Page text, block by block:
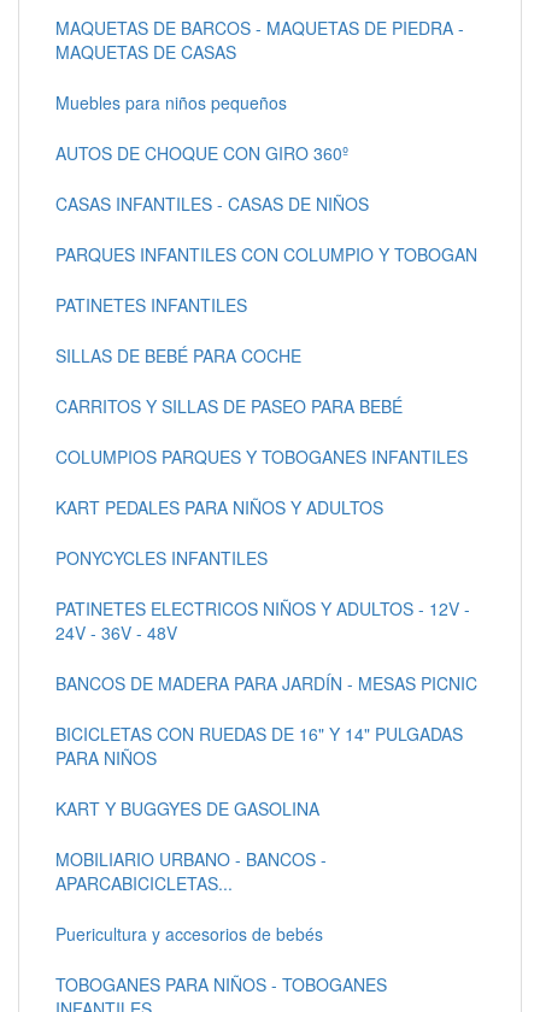
MAQUETAS DE BARCOS - MAQUETAS DE PIEDRA -
MAQUETAS DE CASAS
Muebles para niños pequeños
AUTOS DE CHOQUE CON GIRO 360º
CASAS INFANTILES - CASAS DE NIÑOS
PARQUES INFANTILES CON COLUMPIO Y TOBOGAN
PATINETES INFANTILES
SILLAS DE BEBÉ PARA COCHE
CARRITOS Y SILLAS DE PASEO PARA BEBÉ
COLUMPIOS PARQUES Y TOBOGANES INFANTILES
KART PEDALES PARA NIÑOS Y ADULTOS
PONYCYCLES INFANTILES
PATINETES ELECTRICOS NIÑOS Y ADULTOS - 12V -
24V - 36V - 48V
BANCOS DE MADERA PARA JARDÍN - MESAS PICNIC
BICICLETAS CON RUEDAS DE 16" Y 14" PULGADAS
PARA NIÑOS
KART Y BUGGYES DE GASOLINA
MOBILIARIO URBANO - BANCOS -
APARCABICICLETAS...
Puericultura y accesorios de bebés
TOBOGANES PARA NIÑOS - TOBOGANES